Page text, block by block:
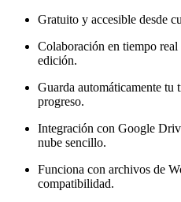
Gratuito y accesible desde
Colaboración en tiempo
edición.
Guarda automáticamente tu
progreso.
Integración con Google
nube sencillo.
Funciona con archivos de
compatibilidad.